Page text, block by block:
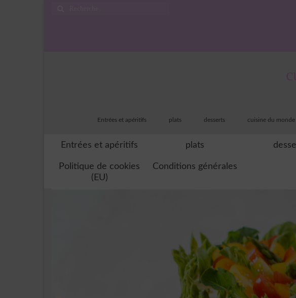
Entrées et apéritifs plats desserts cuisine du monde
Entrées et apéritifs plats
Politique de cookies
(EU)
Conditions générales